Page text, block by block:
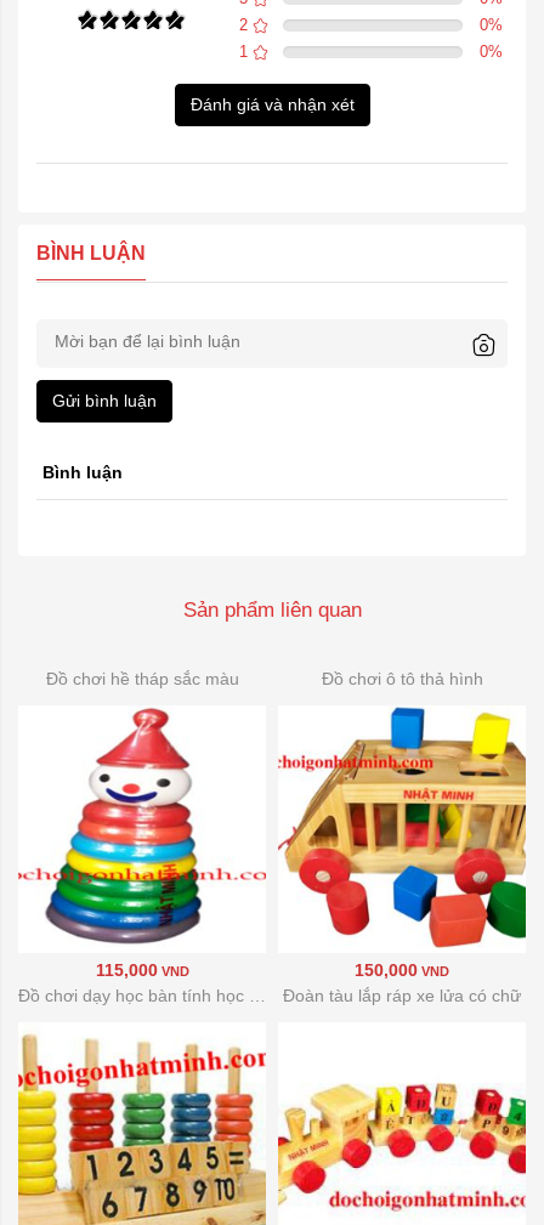
2
0%
1
0%
Đánh giá và nhận xét
BÌNH LUẬN
Gửi bình luận
Bình luận
Sản phẩm liên quan
Đồ chơi hề tháp sắc màu
115,000 VND
Đồ chơi ô tô thả hình
150,000 VND
Đoàn tàu lắp ráp xe lửa có chữ